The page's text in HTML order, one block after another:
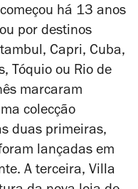
há 13 anos
por destinos
Capri, Cuba,
Tóquio ou Rio de
marcaram
colecção
duas primeiras,
lançadas em
A terceira, Villa